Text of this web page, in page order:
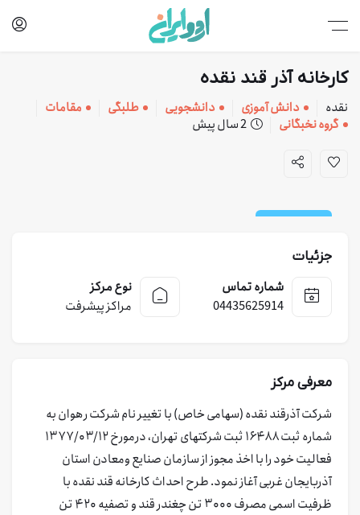
کارخانه آذر قند نقده
نقده دانش آموزی دانشجویی طلبگی
مقامات
گروه نخبگانی
کارخانه و خدمات
جزئیات
شماره تماس
04435625914
نوع مرکز
مراکز پیشرفت
معرفی مرکز
شرکت آذرقند نقده (سهامی خاص) با تغییر نام شرکت رهوان به
شماره ثبت ۱۶۴۸۸ ثبت شرکتهای تهران، درمورخ ۱۳۷۷/۰۳/۱۲
فعالیت خود را با اخذ مجوز از سازمان صنایع ومعادن استان
آذربایجان غربی آغاز نمود. طرح احداث کارخانه قند نقده با
ظرفیت اسمی مصرف ۳۰۰۰ تن چغندر قند و تصفیه ۴۲۰ تن